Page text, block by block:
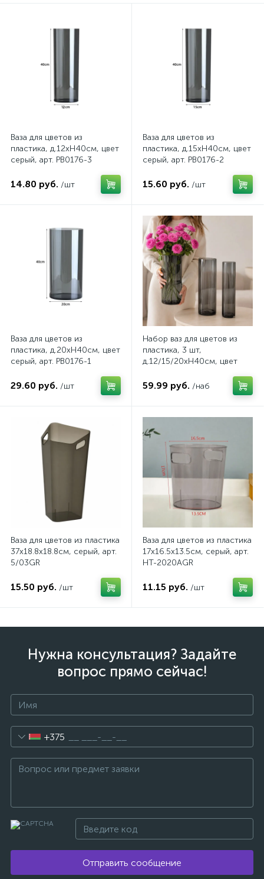
Ваза для цветов из
пластика, д.12хH40см, цвет
серый, арт. PB0176-3
14.80 руб. /шт
Ваза для цветов из
пластика, д.15хH40см, цвет
серый, арт. PB0176-2
15.60 руб. /шт
Ваза для цветов из
пластика, д.20хH40см, цвет
серый, арт. PB0176-1
29.60 руб. /шт
Набор ваз для цветов из
пластика, 3 шт,
д.12/15/20хH40см, цвет
59.99 руб. /наб
Ваза для цветов из пластика
37х18.8х18.8см, серый, арт.
5/03GR
15.50 руб. /шт
Ваза для цветов из пластика
17x16.5x13.5см, серый, арт.
HT-2020AGR
11.15 руб. /шт
Нужна консультация? Задайте
вопрос прямо сейчас!
+375
Отправить сообщение